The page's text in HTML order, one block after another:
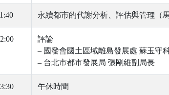
永續都市的代謝分析、評估與管理（
評論
– 國發會國土區域離島發展處 蘇玉守
– 台北市都市發展局 張剛維副局長
午休時間